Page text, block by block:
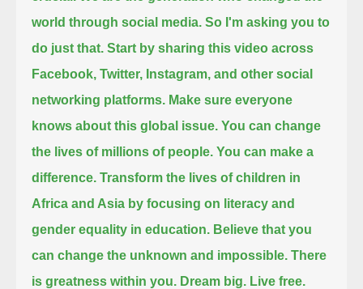
world through social media. So I'm asking you to
do just that. Start by sharing this video across
Facebook, Twitter, Instagram, and other social
networking platforms. Make sure everyone
knows about this global issue. You can change
the lives of millions of people. You can make a
difference. Transform the lives of children in
Africa and Asia by focusing on literacy and
gender equality in education. Believe that you
can change the unknown and impossible. There
is greatness within you. Dream big. Live free.